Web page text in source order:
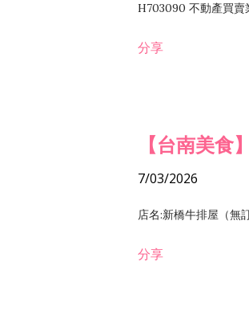
H703090 不動產買賣
分享
【台南美食
7/03/2026
店名:新橋牛排屋（無
分享